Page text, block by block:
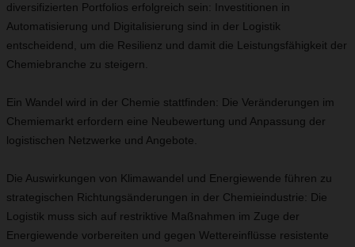
diversifizierten Portfolios erfolgreich sein: Investitionen in
Automatisierung und Digitalisierung sind in der Logistik
entscheidend, um die Resilienz und damit die Leistungsfähigkeit der
Chemiebranche zu steigern.
Ein Wandel wird in der Chemie stattfinden: Die Veränderungen im
Chemiemarkt erfordern eine Neubewertung und Anpassung der
logistischen Netzwerke und Angebote.
Die Auswirkungen von Klimawandel und Energiewende führen zu
strategischen Richtungsänderungen in der Chemieindustrie: Die
Logistik muss sich auf restriktive Maßnahmen im Zuge der
Energiewende vorbereiten und gegen Wettereinflüsse resistente